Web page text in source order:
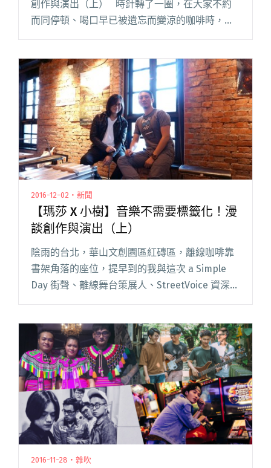
創作與演出（上） 時針轉了一圈，在大家不約
而同停頓、喝口早已被遺忘而變涼的咖啡時，我
「安靜」的歌閱讀全文 "【瑪莎 X 小樹】音樂不
需要標籤化！漫談創作與演出（下）"
2016-12-02・新聞
【瑪莎 X 小樹】音樂不需要標籤化！漫
談創作與演出（上）
陰雨的台北，華山文創園區紅磚區，離線咖啡靠
書架角落的座位，提早到的我與這次 a Simple
Day 街聲、離線舞台策展人、StreetVoice 資深音
樂內容統籌小樹面對面坐著，一邊啜飲著熱拿
準閱讀全文 "【瑪莎 X 小樹】音樂不需要標籤
化！漫談創作與演出（上）"
2016-11-28・雜吹